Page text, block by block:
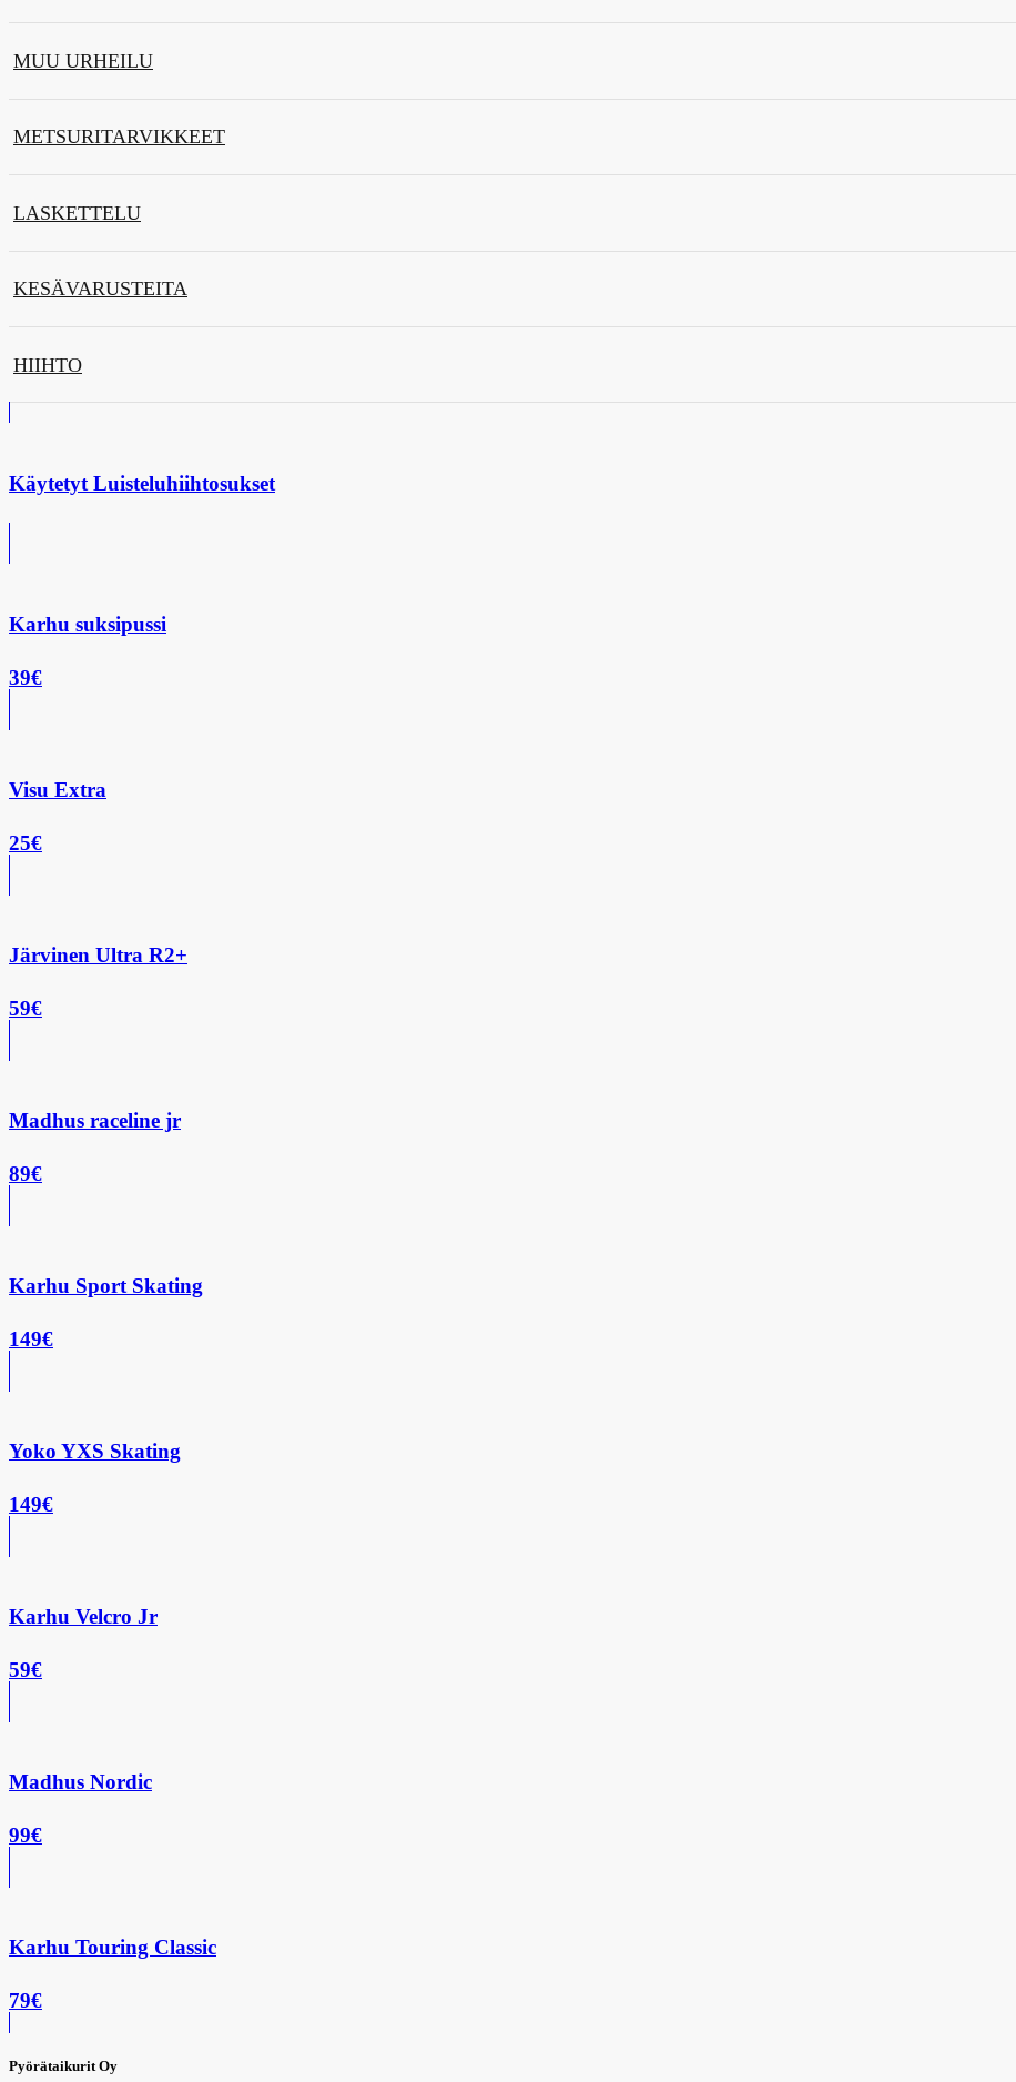
MUU URHEILU
METSURITARVIKKEET
LASKETTELU
KESÄVARUSTEITA
HIIHTO
Käytetyt Luisteluhiihtosukset
Karhu suksipussi
39€
Visu Extra
25€
Järvinen Ultra R2+
59€
Madhus raceline jr
89€
Karhu Sport Skating
149€
Yoko YXS Skating
149€
Karhu Velcro Jr
59€
Madhus Nordic
99€
Karhu Touring Classic
79€
Pyörätaikurit Oy